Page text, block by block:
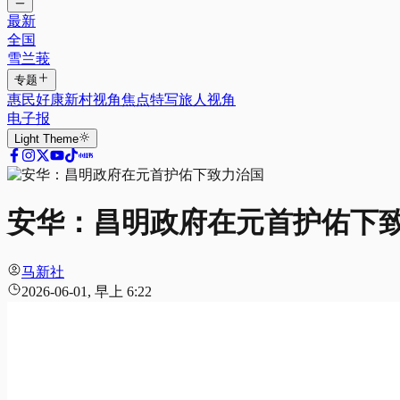
最新
全国
雪兰莪
专题
惠民好康新村视角焦点特写旅人视角
电子报
Light Theme
安华：昌明政府在元首护佑下
马新社
2026-06-01, 早上 6:22